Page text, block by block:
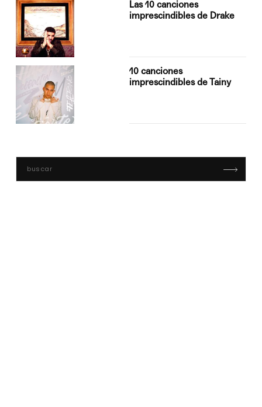
Las 10 canciones
imprescindibles de Drake
10 canciones
imprescindibles de Tainy